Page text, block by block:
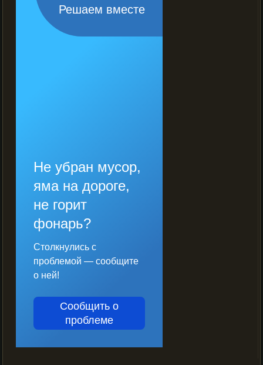
Решаем вместе
Не убран мусор,
яма на дороге,
не горит
фонарь?
Столкнулись с
проблемой — сообщите
о ней!
Сообщить о
проблеме